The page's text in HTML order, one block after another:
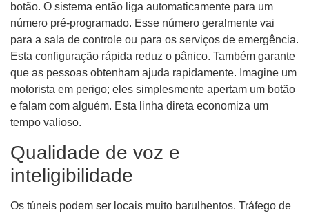
botão. O sistema então liga automaticamente para um
número pré-programado. Esse número geralmente vai
para a sala de controle ou para os serviços de emergência.
Esta configuração rápida reduz o pânico. Também garante
que as pessoas obtenham ajuda rapidamente. Imagine um
motorista em perigo; eles simplesmente apertam um botão
e falam com alguém. Esta linha direta economiza um
tempo valioso.
Qualidade de voz e
inteligibilidade
Os túneis podem ser locais muito barulhentos. Tráfego de